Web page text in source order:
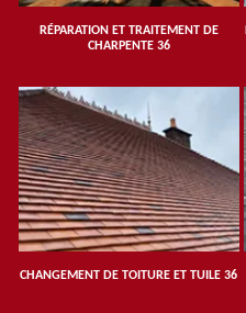
RÉPARATION ET TRAITEMENT DE
CHARPENTE 36
CHANGEMENT DE TOITURE ET TUILE 36